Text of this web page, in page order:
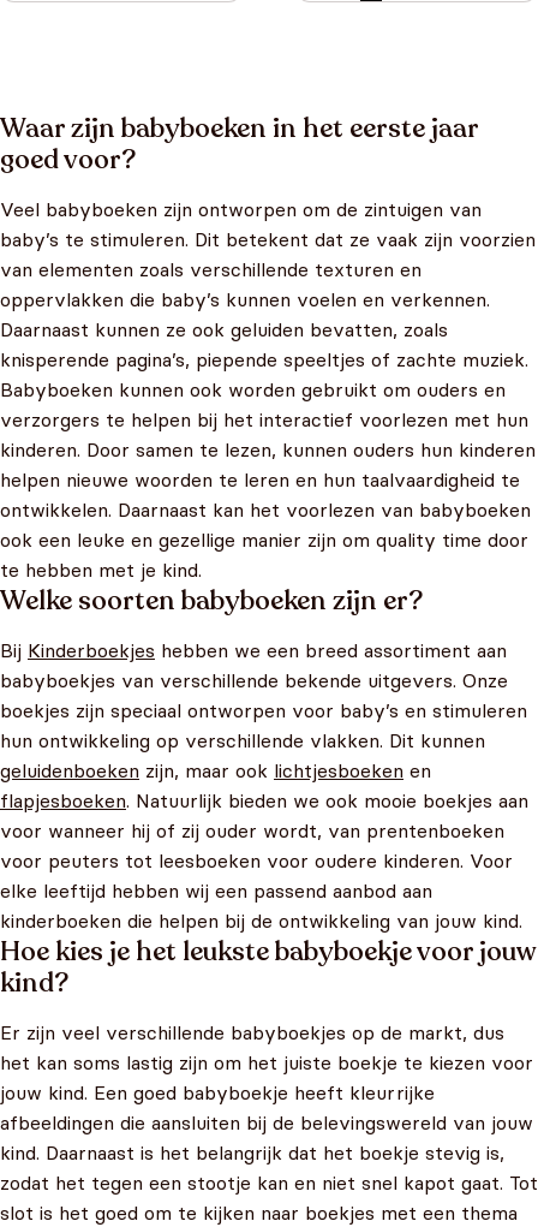
Waar zijn babyboeken in het eerste jaar
goed voor?
Veel babyboeken zijn ontworpen om de zintuigen van
baby’s te stimuleren. Dit betekent dat ze vaak zijn voorzien
van elementen zoals verschillende texturen en
oppervlakken die baby’s kunnen voelen en verkennen.
Daarnaast kunnen ze ook geluiden bevatten, zoals
knisperende pagina’s, piepende speeltjes of zachte muziek.
Babyboeken kunnen ook worden gebruikt om ouders en
verzorgers te helpen bij het interactief voorlezen met hun
kinderen. Door samen te lezen, kunnen ouders hun kinderen
helpen nieuwe woorden te leren en hun taalvaardigheid te
ontwikkelen. Daarnaast kan het voorlezen van babyboeken
ook een leuke en gezellige manier zijn om quality time door
te hebben met je kind.
Welke soorten babyboeken zijn er?
Bij Kinderboekjes hebben we een breed assortiment aan
babyboekjes van verschillende bekende uitgevers. Onze
boekjes zijn speciaal ontworpen voor baby’s en stimuleren
hun ontwikkeling op verschillende vlakken. Dit kunnen
geluidenboeken zijn, maar ook lichtjesboeken en
flapjesboeken. Natuurlijk bieden we ook mooie boekjes aan
voor wanneer hij of zij ouder wordt, van prentenboeken
voor peuters tot leesboeken voor oudere kinderen. Voor
elke leeftijd hebben wij een passend aanbod aan
kinderboeken die helpen bij de ontwikkeling van jouw kind.
Hoe kies je het leukste babyboekje voor jouw
kind?
Er zijn veel verschillende babyboekjes op de markt, dus
het kan soms lastig zijn om het juiste boekje te kiezen voor
jouw kind. Een goed babyboekje heeft kleurrijke
afbeeldingen die aansluiten bij de belevingswereld van jouw
kind. Daarnaast is het belangrijk dat het boekje stevig is,
zodat het tegen een stootje kan en niet snel kapot gaat. Tot
slot is het goed om te kijken naar boekjes met een thema